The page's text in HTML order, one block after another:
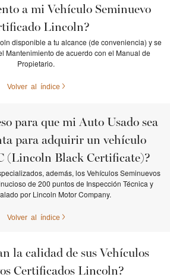
a mi Vehículo Seminuevo
Lincoln?
disponible a tu alcance (de conveniencia) y se
Mantenimiento de acuerdo con el Manual de
Propietario.
Volver al índice
para que mi Auto Usado sea
para adquirir un vehículo
(Lincoln Black Certificate)?
además, los Vehículos Seminuevos
de 200 puntos de Inspección Técnica y
por Lincoln Motor Company.
Volver al índice
la calidad de sus Vehículos
Certificados Lincoln?